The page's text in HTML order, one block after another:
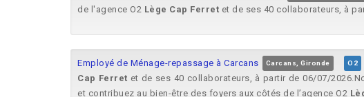
de l'agence O2 Lège Cap Ferret et de ses 40 collaborateurs, à
Employé de Ménage-repassage à Carcans Carcans, Gironde O2
Cap Ferret et de ses 40 collaborateurs, à partir de 06/07/
et contribuez au bien-être des foyers aux côtés de l’agence O2